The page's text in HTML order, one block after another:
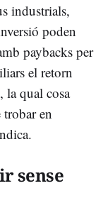
industrials,
poden
paybacks per
el retorn
la qual cosa
en
sense